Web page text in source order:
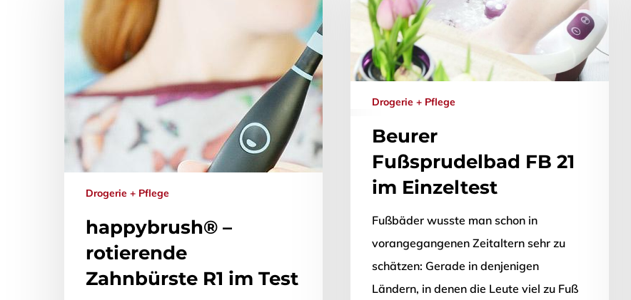
Drogerie + Pflege
happybrush® –
rotierende
Zahnbürste R1 im Test
Drogerie + Pflege
Beurer
Fußsprudelbad FB 21
im Einzeltest
Fußbäder wusste man schon in
vorangegangenen Zeitaltern sehr zu
schätzen: Gerade in denjenigen
Ländern, in denen die Leute viel zu Fuß